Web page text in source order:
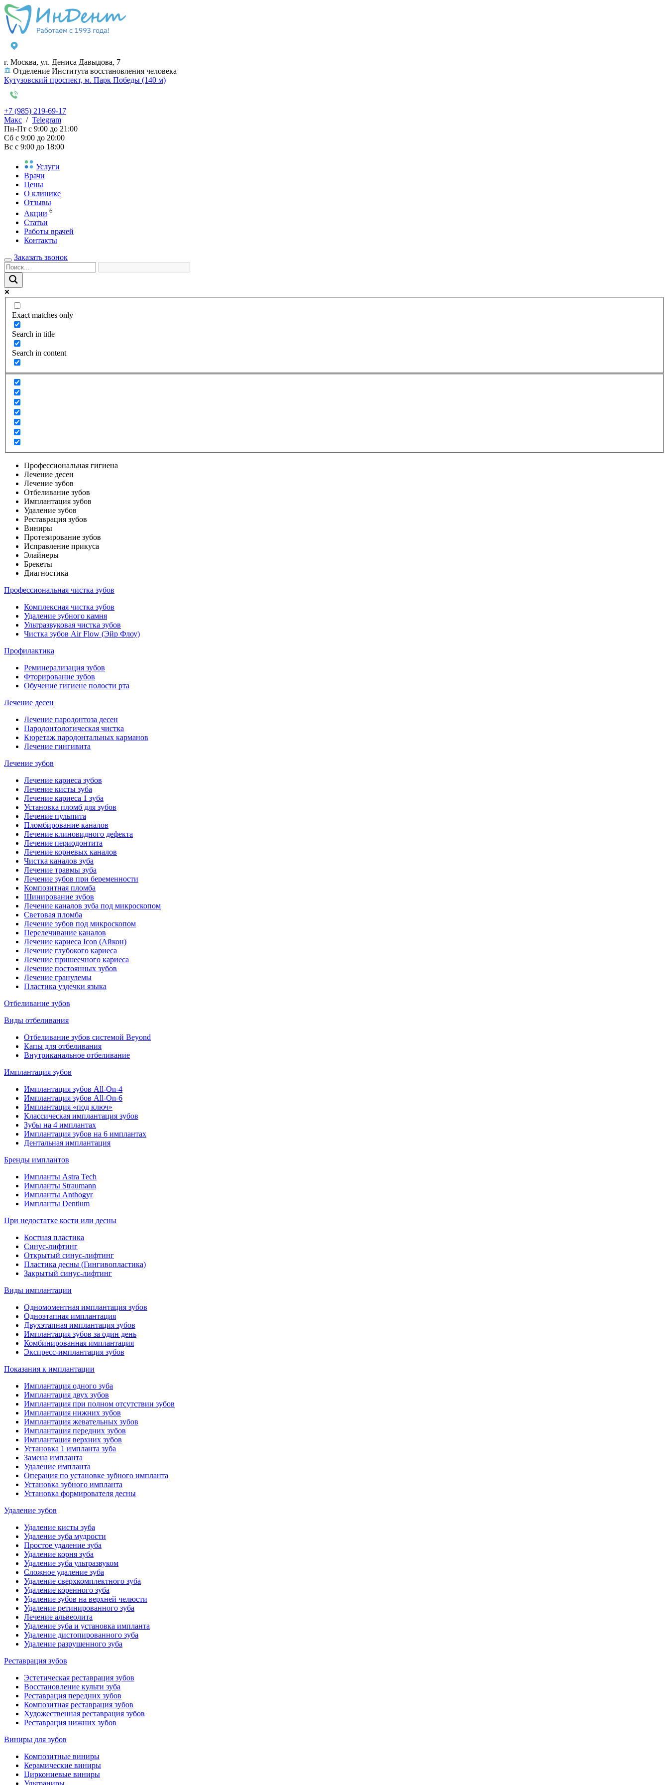
г. Москва, ул. Дениса Давыдова, 7
Отделение Института восстановления человека
Кутузовский проспект, м. Парк Победы (140 м)
+7 (985) 219-69-17
Макс / Telegram
Пн-Пт с 9:00 до 21:00
Сб с 9:00 до 20:00
Вс с 9:00 до 18:00
Услуги
Врачи
Цены
О клинике
Отзывы
Акции 6
Статьи
Работы врачей
Контакты
Заказать звонок
Exact matches only
Search in title
Search in content
Профессиональная гигиена
Лечение десен
Лечение зубов
Отбеливание зубов
Имплантация зубов
Удаление зубов
Реставрация зубов
Виниры
Протезирование зубов
Исправление прикуса
Элайнеры
Брекеты
Диагностика
Профессиональная чистка зубов
Комплексная чистка зубов
Удаление зубного камня
Ультразвуковая чистка зубов
Чистка зубов Air Flow (Эйр Флоу)
Профилактика
Реминерализация зубов
Фторирование зубов
Обучение гигиене полости рта
Лечение десен
Лечение пародонтоза десен
Пародонтологическая чистка
Кюретаж пародонтальных карманов
Лечение гингивита
Лечение зубов
Лечение кариеса зубов
Лечение кисты зуба
Лечение кариеса 1 зуба
Установка пломб для зубов
Лечение пульпита
Пломбирование каналов
Лечение клиновидного дефекта
Лечение периодонтита
Лечение корневых каналов
Чистка каналов зуба
Лечение травмы зуба
Лечение зубов при беременности
Композитная пломба
Шинирование зубов
Лечение каналов зуба под микроскопом
Световая пломба
Лечение зубов под микроскопом
Перелечивание каналов
Лечение кариеса Icon (Айкон)
Лечение глубокого кариеса
Лечение пришеечного кариеса
Лечение постоянных зубов
Лечение гранулемы
Пластика уздечки языка
Отбеливание зубов
Виды отбеливания
Отбеливание зубов системой Beyond
Капы для отбеливания
Внутриканальное отбеливание
Имплантация зубов
Имплантация зубов All-On-4
Имплантация зубов All-On-6
Имплантация «под ключ»
Классическая имплантация зубов
Зубы на 4 имплантах
Имплантация зубов на 6 имплантах
Дентальная имплантация
Бренды имплантов
Импланты Astra Tech
Импланты Straumann
Импланты Anthogyr
Импланты Dentium
При недостатке кости или десны
Костная пластика
Синус-лифтинг
Открытый синус-лифтинг
Пластика десны (Гингивопластика)
Закрытый синус-лифтинг
Виды имплантации
Одномоментная имплантация зубов
Одноэтапная имплантация
Двухэтапная имплантация зубов
Имплантация зубов за один день
Комбинированная имплантация
Экспресс-имплантация зубов
Показания к имплантации
Имплантация одного зуба
Имплантация двух зубов
Имплантация при полном отсутствии зубов
Имплантация нижних зубов
Имплантация жевательных зубов
Имплантация передних зубов
Имплантация верхних зубов
Установка 1 импланта зуба
Замена импланта
Удаление импланта
Операция по установке зубного импланта
Установка зубного импланта
Установка формирователя десны
Удаление зубов
Удаление кисты зуба
Удаление зуба мудрости
Простое удаление зуба
Удаление корня зуба
Удаление зуба ультразвуком
Сложное удаление зуба
Удаление сверхкомплектного зуба
Удаление коренного зуба
Удаление зубов на верхней челюсти
Удаление ретинированного зуба
Лечение альвеолита
Удаление зуба и установка импланта
Удаление дистопированного зуба
Удаление разрушенного зуба
Реставрация зубов
Эстетическая реставрация зубов
Восстановление культи зуба
Реставрация передних зубов
Композитная реставрация зубов
Художественная реставрация зубов
Реставрация нижних зубов
Виниры для зубов
Композитные виниры
Керамические виниры
Циркониевые виниры
Ультраниры